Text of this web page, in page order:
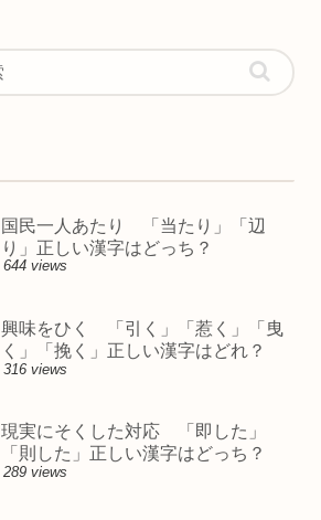
国民一人あたり 「当たり」「辺
り」正しい漢字はどっち？
644 views
興味をひく 「引く」「惹く」「曳
く」「挽く」正しい漢字はどれ？
316 views
現実にそくした対応 「即した」
「則した」正しい漢字はどっち？
289 views